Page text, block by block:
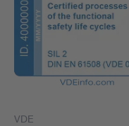
VDE